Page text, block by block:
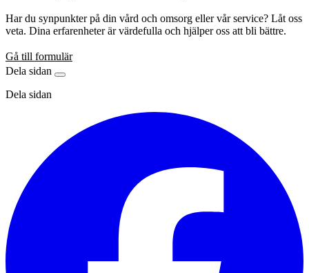
Har du synpunkter på din vård och omsorg eller vår service? Låt oss
veta. Dina erfarenheter är värdefulla och hjälper oss att bli bättre.
Gå till formulär
Dela sidan
Dela sidan